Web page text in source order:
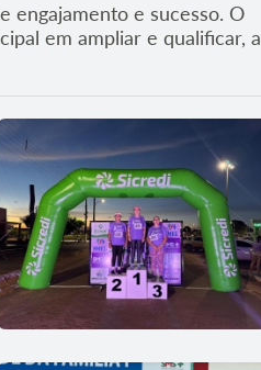
engajamento e sucesso. O
em ampliar e qualificar, a